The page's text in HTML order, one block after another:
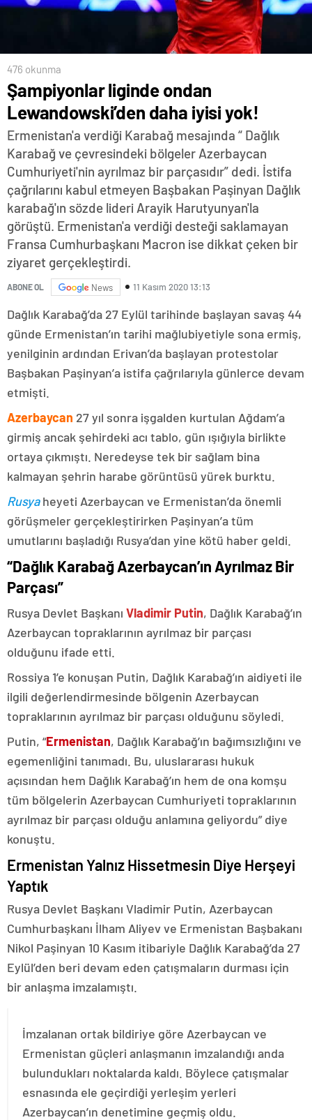
476 okunma
Şampiyonlar liginde ondan
Lewandowski’den daha iyisi yok!
Ermenistan'a verdiği Karabağ mesajında “ Dağlık
Karabağ ve çevresindeki bölgeler Azerbaycan
Cumhuriyeti'nin ayrılmaz bir parçasıdır” dedi. İstifa
çağrılarını kabul etmeyen Başbakan Paşinyan Dağlık
karabağ'ın sözde lideri Arayik Harutyunyan'la
görüştü. Ermenistan'a verdiği desteği saklamayan
Fransa Cumhurbaşkanı Macron ise dikkat çeken bir
ziyaret gerçekleştirdi.
ABONE OL News 11 Kasım 2020 13:13
Dağlık Karabağ’da 27 Eylül tarihinde başlayan savaş 44
günde Ermenistan’ın tarihi mağlubiyetiyle sona ermiş,
yenilginin ardından Erivan’da başlayan protestolar
Başbakan Paşinyan’a istifa çağrılarıyla günlerce devam
etmişti.
Azerbaycan 27 yıl sonra işgalden kurtulan Ağdam’a
girmiş ancak şehirdeki acı tablo, gün ışığıyla birlikte
ortaya çıkmıştı. Neredeyse tek bir sağlam bina
kalmayan şehrin harabe görüntüsü yürek burktu.
Rusyaheyeti Azerbaycan ve Ermenistan’da önemli
görüşmeler gerçekleştirirken Paşinyan’a tüm
umutlarını başladığı Rusya’dan yine kötü haber geldi.
“Dağlık Karabağ Azerbaycan’ın Ayrılmaz Bir
Parçası”
Rusya Devlet Başkanı Vladimir Putin, Dağlık Karabağ’ın
Azerbaycan topraklarının ayrılmaz bir parçası
olduğunu ifade etti.
Rossiya 1’e konuşan Putin, Dağlık Karabağ’ın aidiyeti ile
ilgili değerlendirmesinde bölgenin Azerbaycan
topraklarının ayrılmaz bir parçası olduğunu söyledi.
Putin, “Ermenistan, Dağlık Karabağ’ın bağımsızlığını ve
egemenliğini tanımadı. Bu, uluslararası hukuk
açısından hem Dağlık Karabağ’ın hem de ona komşu
tüm bölgelerin Azerbaycan Cumhuriyeti topraklarının
ayrılmaz bir parçası olduğu anlamına geliyordu” diye
konuştu.
Ermenistan Yalnız Hissetmesin Diye Herşeyi
Yaptık
Rusya Devlet Başkanı Vladimir Putin, Azerbaycan
Cumhurbaşkanı İlham Aliyev ve Ermenistan Başbakanı
Nikol Paşinyan 10 Kasım itibariyle Dağlık Karabağ’da 27
Eylül’den beri devam eden çatışmaların durması için
bir anlaşma imzalamıştı.
İmzalanan ortak bildiriye göre Azerbaycan ve
Ermenistan güçleri anlaşmanın imzalandığı anda
bulundukları noktalarda kaldı. Böylece çatışmalar
esnasında ele geçirdiği yerleşim yerleri
Azerbaycan’ın denetimine geçmiş oldu.